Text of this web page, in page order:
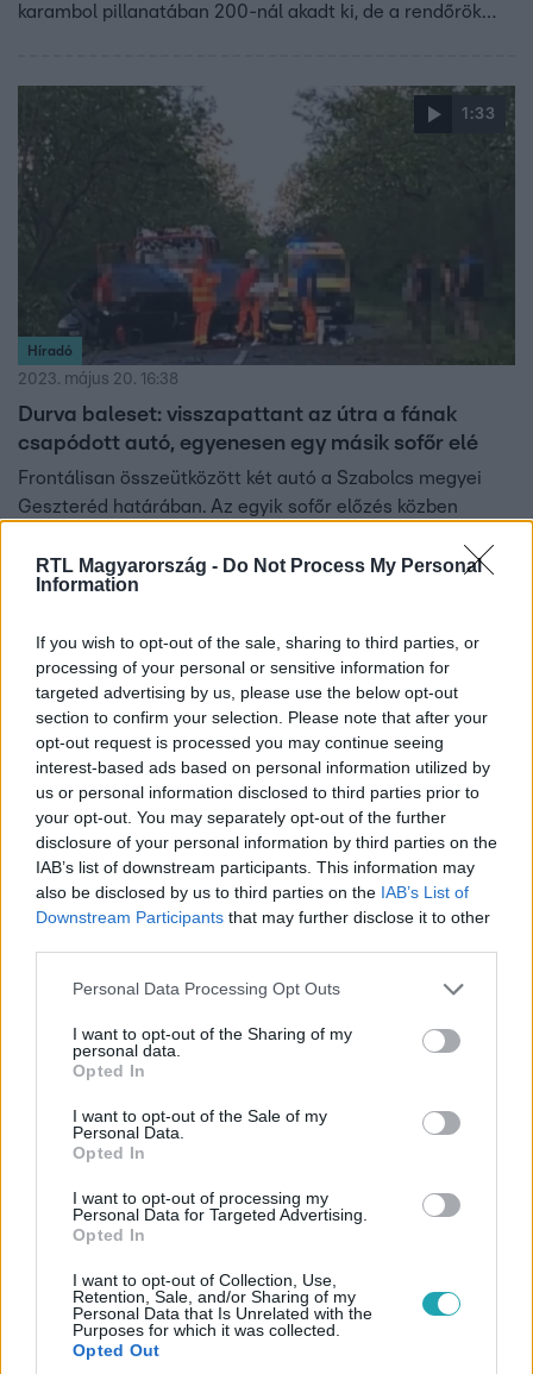
RTL Magyarország - Do Not Process My Personal
Information
If you wish to opt-out of the sale, sharing to third parties, or
processing of your personal or sensitive information for
targeted advertising by us, please use the below opt-out
section to confirm your selection. Please note that after your
opt-out request is processed you may continue seeing
interest-based ads based on personal information utilized by
us or personal information disclosed to third parties prior to
your opt-out. You may separately opt-out of the further
disclosure of your personal information by third parties on the
IAB’s list of downstream participants. This information may
also be disclosed by us to third parties on the IAB’s List of
Downstream Participants that may further disclose it to other
Please note that this website/app uses one or more Google
not limited to your visit or usage behaviour. You may click to
grant or deny consent to Google and its third-party tags to
use your data for below specified purposes in below Google
consent section.
Personal Data Processing Opt Outs
I want to opt-out of the Sharing of my
personal data.
Opted In
I want to opt-out of the Sale of my
Personal Data.
Opted In
I want to opt-out of processing my
Personal Data for Targeted Advertising.
Opted In
I want to opt-out of Collection, Use,
Retention, Sale, and/or Sharing of my
Personal Data that Is Unrelated with the
Purposes for which it was collected.
Opted Out
karambol pillanatában 200-nál akadt ki, de a rendőrök
1:33
Híradó
2023. május 20. 16:38
Durva baleset: visszapattant az útra a fának
csapódott autó, egyenesen egy másik sofőr elé
Frontálisan összeütközött két autó a Szabolcs megyei
Geszteréd határában. Az egyik sofőr előzés közben
az autó visszapattant az útra, és ekkor csattant neki a
másik autónak. A hibázó 23 éves sofőrt súlyos
Külföld
2023. március 2. 10:10
Horrorvideó készült arról, ahogy egy menekülő
A 19 éves brit sofőr a rendőröket próbálta lerázni, brutális
baleset lett a vége Lincolnshire-ben.